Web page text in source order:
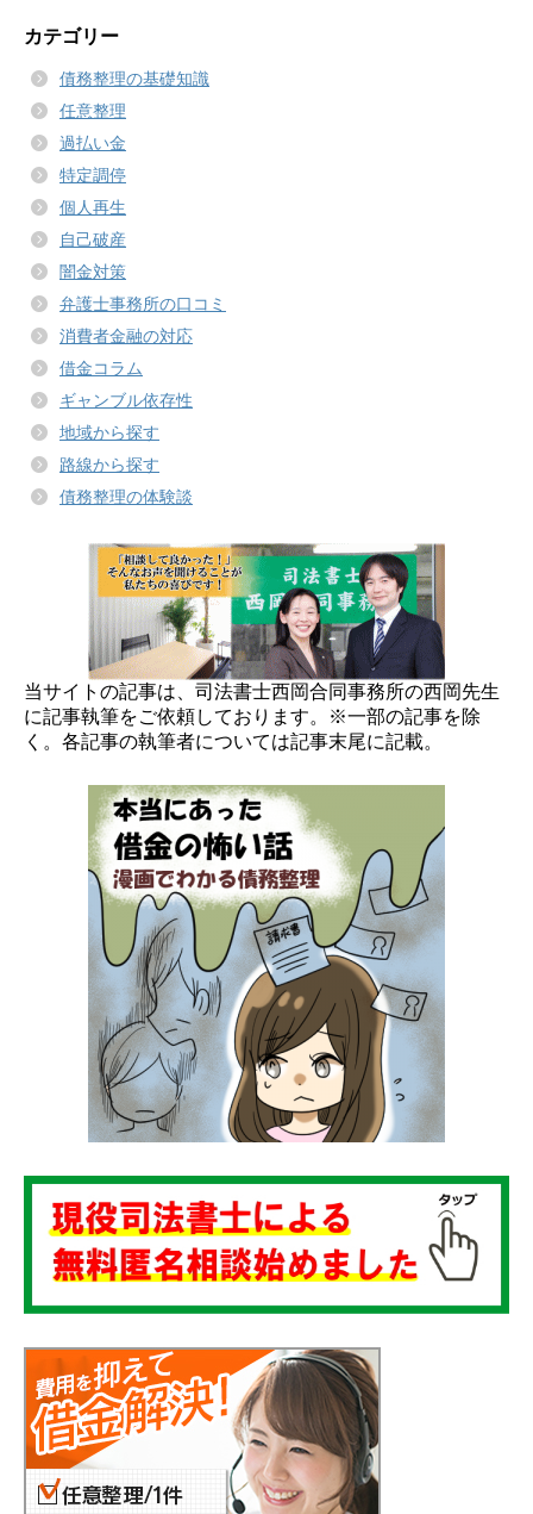
カテゴリー
債務整理の基礎知識
任意整理
過払い金
特定調停
個人再生
自己破産
闇金対策
弁護士事務所の口コミ
消費者金融の対応
借金コラム
ギャンブル依存性
地域から探す
路線から探す
債務整理の体験談
当サイトの記事は、司法書士西岡合同事務所の西岡先生
に記事執筆をご依頼しております。※一部の記事を除
く。各記事の執筆者については記事末尾に記載。